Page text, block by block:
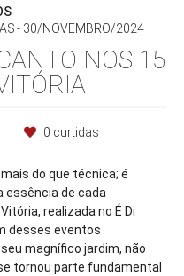
30/NOVEMBRO/2024
NOS 15
0 curtidas
do que técnica; é
essência de cada
realizada no É Di
desses eventos
magnífico jardim, não
tornou parte fundamental